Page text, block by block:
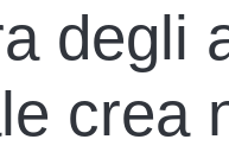
degli
crea